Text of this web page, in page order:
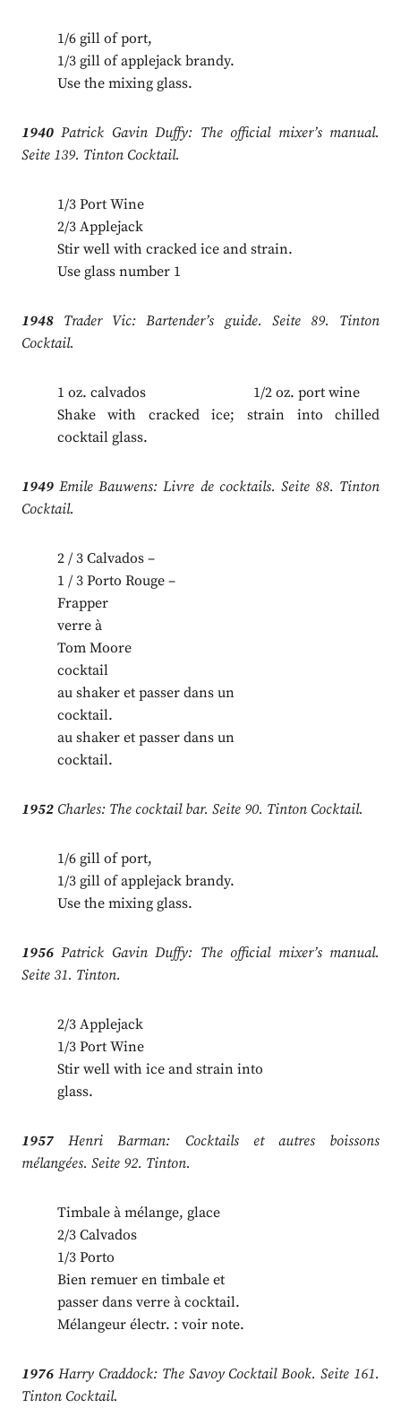
1/6 gill of port,
1/3 gill of applejack brandy.
Use the mixing glass.
1940Patrick Gavin Duffy: The official mixer’s manual.
Seite 139. Tinton Cocktail.
1/3 Port Wine
2/3 Applejack
Stir well with cracked ice and strain.
Use glass number 1
1948Trader Vic: Bartender’s guide. Seite 89. Tinton
Cocktail.
1 oz. calvados 1/2 oz. port wine
Shake with cracked ice; strain into chilled
cocktail glass.
1949Emile Bauwens: Livre de cocktails. Seite 88. Tinton
Cocktail.
2 / 3 Calvados –
1 / 3 Porto Rouge –
Frapper
verre à
Tom Moore
cocktail
au shaker et passer dans un
cocktail.
au shaker et passer dans un
cocktail.
1952Charles: The cocktail bar. Seite 90. Tinton Cocktail.
1/6 gill of port,
1/3 gill of applejack brandy.
Use the mixing glass.
1956Patrick Gavin Duffy: The official mixer’s manual.
Seite 31. Tinton.
2/3 Applejack
1/3 Port Wine
Stir well with ice and strain into
glass.
1957Henri Barman: Cocktails et autres boissons
mélangées. Seite 92. Tinton.
Timbale à mélange, glace
2/3 Calvados
1/3 Porto
Bien remuer en timbale et
passer dans verre à cocktail.
Mélangeur électr. : voir note.
1976Harry Craddock: The Savoy Cocktail Book. Seite 161.
Tinton Cocktail.